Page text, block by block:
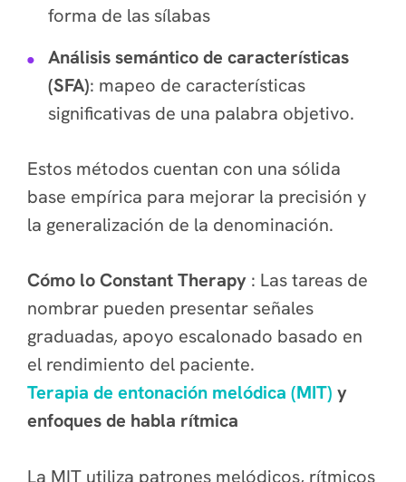
forma de las sílabas
Análisis semántico de características
(SFA): mapeo de características
significativas de una palabra objetivo.
Estos métodos cuentan con una sólida
base empírica para mejorar la precisión y
la generalización de la denominación.
Cómo lo Constant Therapy : Las tareas de
nombrar pueden presentar señales
graduadas, apoyo escalonado basado en
el rendimiento del paciente.
Terapia de entonación melódica (MIT) y
enfoques de habla rítmica
La MIT utiliza patrones melódicos, rítmicos